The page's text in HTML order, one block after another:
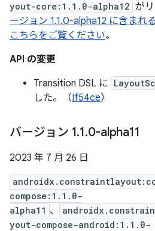
yout-core:1.1.0-alpha12 が
ージョン 1.1.0-alpha12 に含まれ
こちらをご覧ください。
API の変更
Transition DSL に
した。（If54ce）
バージョン 1.1.0-alpha11
2023 年 7 月 26 日
compose:1.1.0-
alpha11 、
yout-compose-android:1.1.0-